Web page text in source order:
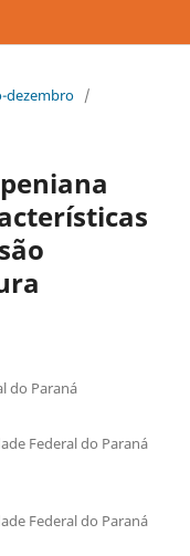
dezembro /
do Paraná
Federal do Paraná
Federal do Paraná